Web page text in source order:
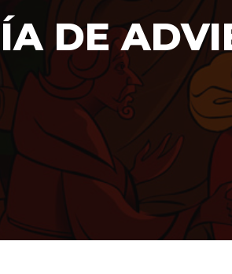
DE